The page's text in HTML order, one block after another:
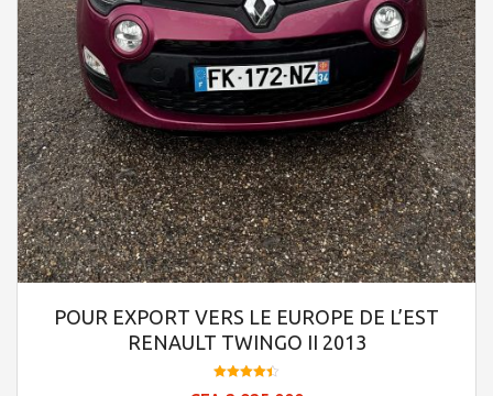
POUR EXPORT VERS LE EUROPE DE L’EST
RENAULT TWINGO II 2013